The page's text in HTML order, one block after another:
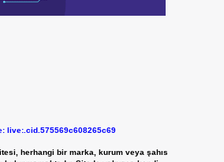
live:.cid.575569c608265c69
herhangi bir marka, kurum veya şahıs